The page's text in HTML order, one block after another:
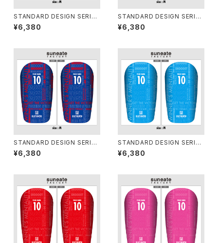
STANDARD DESIGN SERIES
[TYPOGRAPHY YELLOW]
¥6,380
STANDARD DESIGN SERIES
[TYPOGRAPHY WHITE]
¥6,380
STANDARD DESIGN SERIES
[TYPOGRAPHY TRICOLOR
E]
¥6,380
STANDARD DESIGN SERIES
[TYPOGRAPHY SKY]
¥6,380